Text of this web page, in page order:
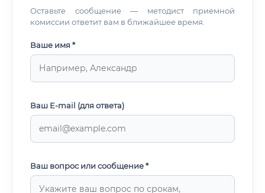
Оставьте сообщение — методист приемной
комиссии ответит вам в ближайшее время.
Ваше имя *
Ваш E-mail (для ответа)
Ваш вопрос или сообщение *